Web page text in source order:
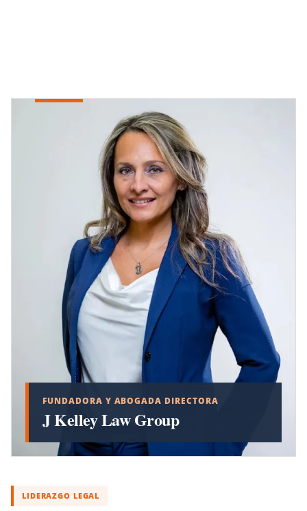
FUNDADORA Y ABOGADA DIRECTORA
J Kelley Law Group
LIDERAZGO LEGAL